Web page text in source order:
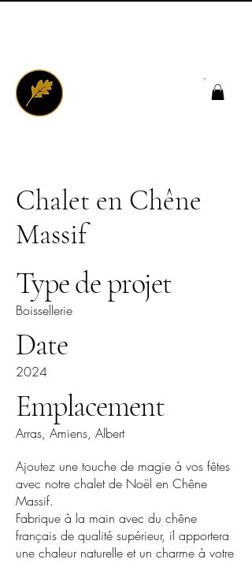
Chalet en Chêne
Massif
Type de projet
Boissellerie
Date
2024
Emplacement
Arras, Amiens, Albert
Ajoutez une touche de magie à vos fêtes
avec notre chalet de Noël en Chêne
Massif.
Fabrique à la main avec du chêne
français de qualité supérieur, il apportera
une chaleur naturelle et un charme à votre